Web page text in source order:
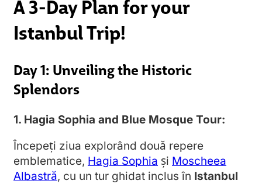
A 3-Day Plan for your
Istanbul Trip!
Day 1: Unveiling the Historic
Splendors
1. Hagia Sophia and Blue Mosque Tour:
Începeți ziua explorând două repere
emblematice, Hagia Sophia și Moscheea
Albastră, cu un tur ghidat inclus în Istanbul